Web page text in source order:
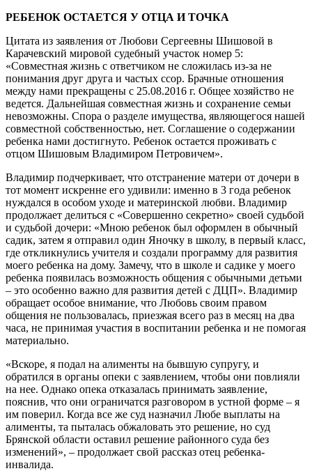
РЕБЕНОК ОСТАЕТСЯ У ОТЦА И ТОЧКА
Цитата из заявления от Любови Сергеевны Шишовой в
Карачевский мировой судебный участок номер 5:
«Совместная жизнь с ответчиком не сложилась из-за не
понимания друг друга и частых ссор. Брачные отношения
между нами прекращены с 25.08.2016 г. Общее хозяйство не
ведется. Дальнейшая совместная жизнь и сохранение семьи
невозможны. Спора о разделе имущества, являющегося нашей
совместной собственностью, нет. Соглашение о содержании
ребенка нами достигнуто. Ребенок остается проживать с
отцом Шишовым Владимиром Петровичем».
Владимир подчеркивает, что отстранение матери от дочери в
тот момент искренне его удивили: именно в 3 года ребенок
нуждался в особом уходе и материнской любви. Владимир
продолжает делиться с «Совершенно секретно» своей судьбой
и судьбой дочери: «Мною ребенок был оформлен в обычный
садик, затем я отправил один Яночку в школу, в первый класс,
где откликнулись учителя и создали программу для развития
моего ребенка на дому. Замечу, что в школе и садике у моего
ребенка появилась возможность общения с обычными детьми
– это особенно важно для развития детей с ДЦП». Владимир
обращает особое внимание, что Любовь своим правом
общения не пользовалась, приезжая всего раз в месяц на два
часа, не принимая участия в воспитании ребенка и не помогая
материально.
«Вскоре, я подал на алименты на бывшую супругу, и
обратился в органы опеки с заявлением, чтобы они повлияли
на нее. Однако опека отказалась принимать заявление,
пояснив, что они ограничатся разговором в устной форме – я
им поверил. Когда все же суд назначил Любе выплаты на
алименты, та пыталась обжаловать это решение, но суд
Брянской области оставил решение районного суда без
изменений», – продолжает свой рассказ отец ребенка-
инвалида.